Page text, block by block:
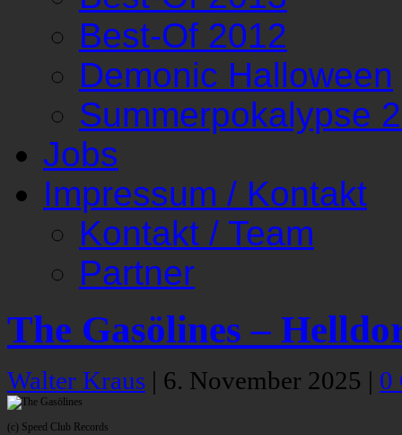
Best-Of 2012
Demonic Halloween
Summerpokalypse
Jobs
Impressum / Kontakt
Kontakt / Team
Partner
The Gasölines –
Walter Kraus | 6. November 2025 | 0
(c) Speed Club Records